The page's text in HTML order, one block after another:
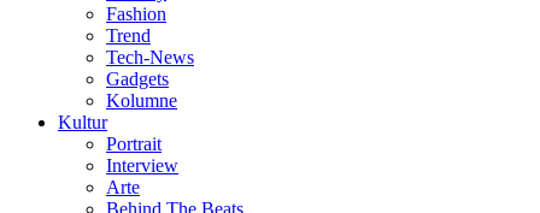
Fashion
Trend
Tech-News
Gadgets
Kolumne
Kultur
Portrait
Interview
Arte
Behind The Beats